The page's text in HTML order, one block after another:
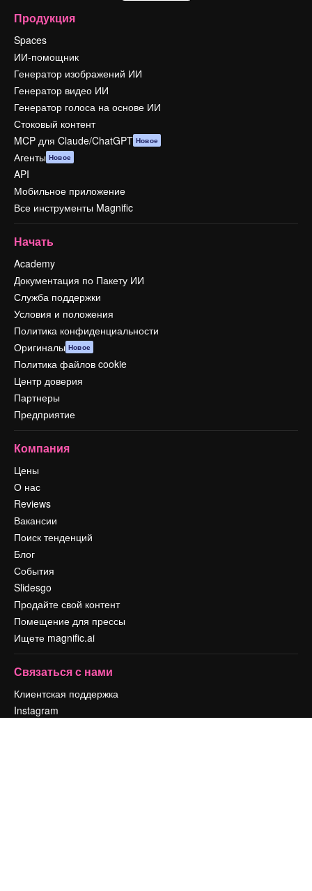
Продукция
Spaces
ИИ-помощник
Генератор изображений ИИ
Генератор видео ИИ
Генератор голоса на основе ИИ
Стоковый контент
MCP для Claude/ChatGPT Новое
Агенты Новое
API
Мобильное приложение
Все инструменты Magnific
Начать
Academy
Документация по Пакету ИИ
Служба поддержки
Условия и положения
Политика конфиденциальности
Оригиналы Новое
Политика файлов cookie
Центр доверия
Партнеры
Предприятие
Компания
Цены
О нас
Reviews
Вакансии
Поиск тенденций
Блог
События
Slidesgo
Продайте свой контент
Помещение для прессы
Ищете magnific.ai
Связаться с нами
Клиентская поддержка
Instagram